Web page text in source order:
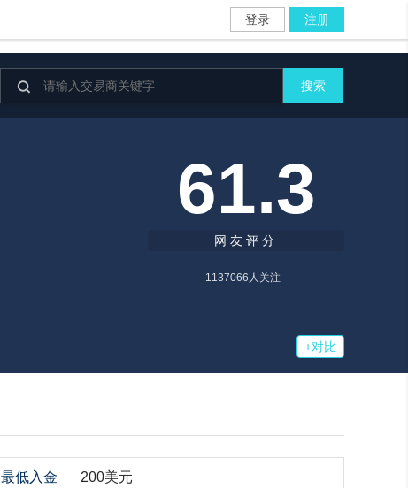
登录 注册
 搜索
61.3
网友评分
1137066 人关注
+对比
最低入金 200美元